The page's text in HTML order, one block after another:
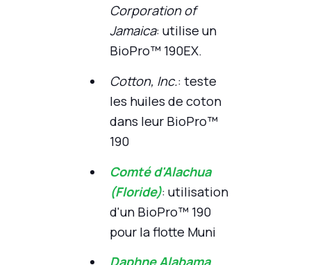
Corporation of
Jamaica: utilise un
BioPro™ 190EX.
Cotton, Inc.: teste
les huiles de coton
dans leur BioPro™
190
Comté d'Alachua
(Floride): utilisation
d'un BioPro™ 190
pour la flotte Muni
Daphne Alabama